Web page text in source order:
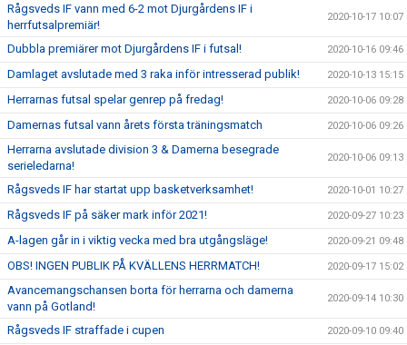
Rågsveds IF vann med 6-2 mot Djurgårdens IF i
herrfutsalpremiär!
2020-10-17 10:07
Dubbla premiärer mot Djurgårdens IF i futsal! 2020-10-16 09:46
Damlaget avslutade med 3 raka inför intresserad publik! 2020-10-13 15:15
Herrarnas futsal spelar genrep på fredag! 2020-10-06 09:28
Damernas futsal vann årets första träningsmatch 2020-10-06 09:26
Herrarna avslutade division 3 & Damerna besegrade
serieledarna!
2020-10-06 09:13
Rågsveds IF har startat upp basketverksamhet! 2020-10-01 10:27
Rågsveds IF på säker mark inför 2021! 2020-09-27 10:23
A-lagen går in i viktig vecka med bra utgångsläge! 2020-09-21 09:48
OBS! INGEN PUBLIK PÅ KVÄLLENS HERRMATCH! 2020-09-17 15:02
Avancemangschansen borta för herrarna och damerna
vann på Gotland!
2020-09-14 10:30
Rågsveds IF straffade i cupen 2020-09-10 09:40